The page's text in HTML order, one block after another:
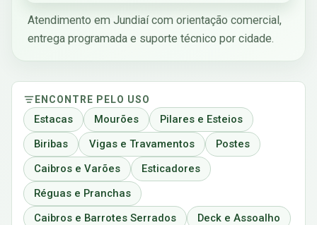
Atendimento em Jundiaí com orientação comercial,
entrega programada e suporte técnico por cidade.
ENCONTRE PELO USO
Estacas Mourões
Pilares e Esteios
Biribas
Vigas e Travamentos
Postes
Caibros e Varões
Esticadores
Réguas e Pranchas
Caibros e Barrotes Serrados
Deck e Assoalho